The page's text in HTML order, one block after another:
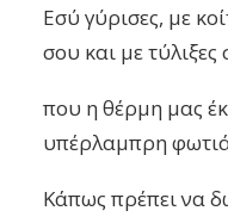
Εσύ γύρισες, με
σου και με
που η θέρμη μας
υπέρλαμπρη
Κάπως πρέπει να